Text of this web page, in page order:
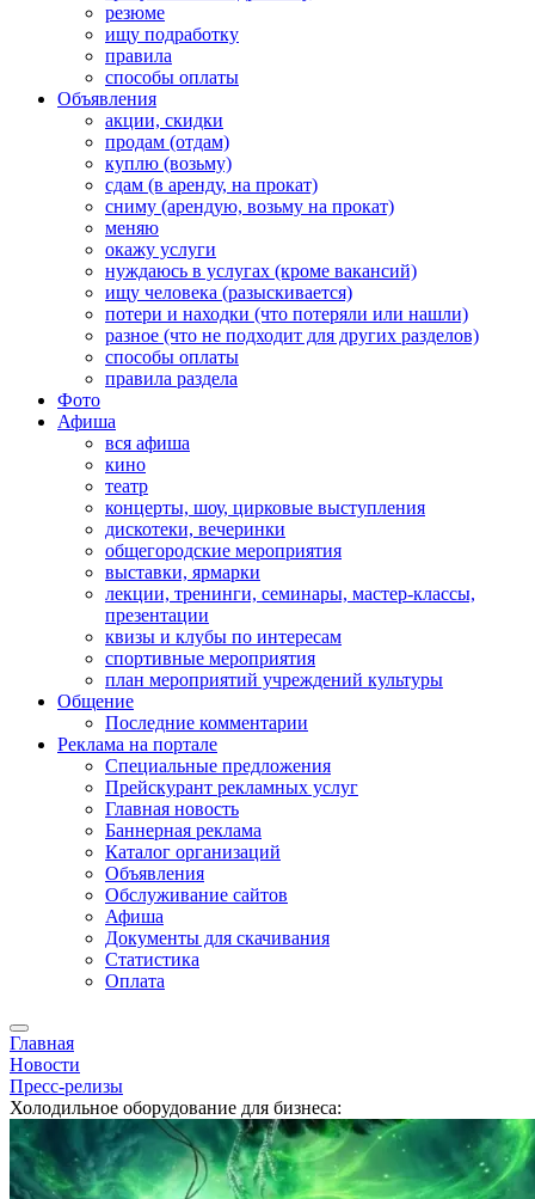
резюме
ищу подработку
правила
способы оплаты
Объявления
акции, скидки
продам (отдам)
куплю (возьму)
сдам (в аренду, на прокат)
сниму (арендую, возьму на прокат)
меняю
окажу услуги
нуждаюсь в услугах (кроме вакансий)
ищу человека (разыскивается)
потери и находки (что потеряли или нашли)
разное (что не подходит для других разделов)
способы оплаты
правила раздела
Фото
Афиша
вся афиша
кино
театр
концерты, шоу, цирковые выступления
дискотеки, вечеринки
общегородские мероприятия
выставки, ярмарки
лекции, тренинги, семинары, мастер-классы,
презентации
квизы и клубы по интересам
спортивные мероприятия
план мероприятий учреждений культуры
Общение
Последние комментарии
Реклама на портале
Специальные предложения
Прейскурант рекламных услуг
Главная новость
Баннерная реклама
Каталог организаций
Объявления
Обслуживание сайтов
Афиша
Документы для скачивания
Статистика
Оплата
Главная
Новости
Пресс-релизы
Холодильное оборудование для бизнеса: